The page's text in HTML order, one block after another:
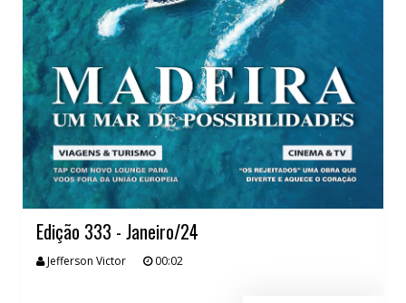
Edição 333 - Janeiro/24
Jefferson Victor 00:02